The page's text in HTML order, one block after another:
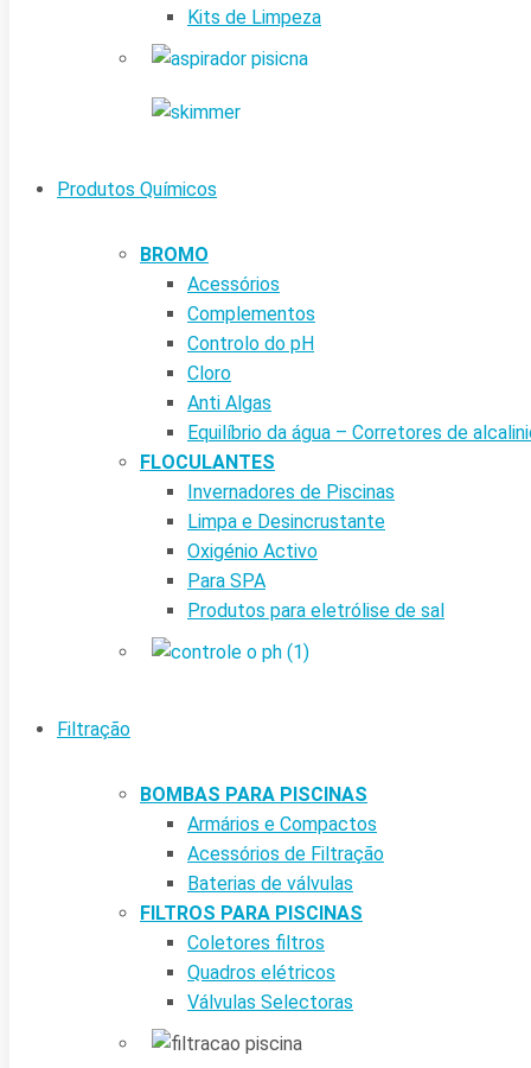
Kits de Limpeza
Produtos Químicos
BROMO
Acessórios
Complementos
Controlo do pH
Cloro
Anti Algas
Equilíbrio da água – Corretores de
FLOCULANTES
Invernadores de Piscinas
Limpa e Desincrustante
Oxigénio Activo
Para SPA
Produtos para eletrólise de sal
Filtração
BOMBAS PARA PISCINAS
Armários e Compactos
Acessórios de Filtração
Baterias de válvulas
FILTROS PARA PISCINAS
Coletores filtros
Quadros elétricos
Válvulas Selectoras